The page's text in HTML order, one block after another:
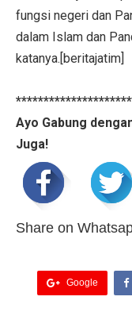
fungsi negeri dan
dalam Islam dan
katanya.[beritajatim]
Ayo Gabung
Juga!
Share on
Google